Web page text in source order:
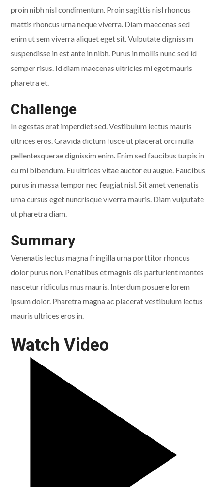
proin nibh nisl condimentum. Proin sagittis nisl rhoncus
mattis rhoncus urna neque viverra. Diam maecenas sed
enim ut sem viverra aliquet eget sit. Vulputate dignissim
suspendisse in est ante in nibh. Purus in mollis nunc sed id
semper risus. Id diam maecenas ultricies mi eget mauris
pharetra et.
Challenge
In egestas erat imperdiet sed. Vestibulum lectus mauris
ultrices eros. Gravida dictum fusce ut placerat orci nulla
pellentesquerae dignissim enim. Enim sed faucibus turpis in
eu mi bibendum. Eu ultrices vitae auctor eu augue. Faucibus
purus in massa tempor nec feugiat nisl. Sit amet venenatis
urna cursus eget nuncrisque viverra mauris. Diam vulputate
ut pharetra diam.
Summary
Venenatis lectus magna fringilla urna porttitor rhoncus
dolor purus non. Penatibus et magnis dis parturient montes
nascetur ridiculus mus mauris. Interdum posuere lorem
ipsum dolor. Pharetra magna ac placerat vestibulum lectus
mauris ultrices eros in.
Watch Video